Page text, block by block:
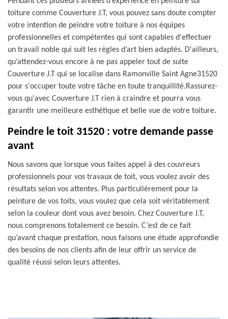
toiture comme Couverture J.T, vous pouvez sans doute compter
votre intention de peindre votre toiture à nos équipes
professionnelles et compétentes qui sont capables d'effectuer
un travail noble qui suit les règles d’art bien adaptés. D'ailleurs,
qu’attendez-vous encore à ne pas appeler tout de suite
Couverture J.T qui se localise dans Ramonville Saint Agne31520
pour s'occuper toute votre tâche en toute tranquillité.Rassurez-
vous qu'avec Couverture J.T rien à craindre et pourra vous
garantir une meilleure esthétique et belle vue de votre toiture.
Peindre le toit 31520 : votre demande passe
avant
Nous savons que lorsque vous faites appel à des couvreurs
professionnels pour vos travaux de toit, vous voulez avoir des
résultats selon vos attentes. Plus particulièrement pour la
peinture de vos toits, vous voulez que cela soit véritablement
selon la couleur dont vous avez besoin. Chez Couverture J.T,
nous comprenons totalement ce besoin. C’est de ce fait
qu’avant chaque prestation, nous faisons une étude approfondie
des besoins de nos clients afin de leur offrir un service de
qualité réussi selon leurs attentes.